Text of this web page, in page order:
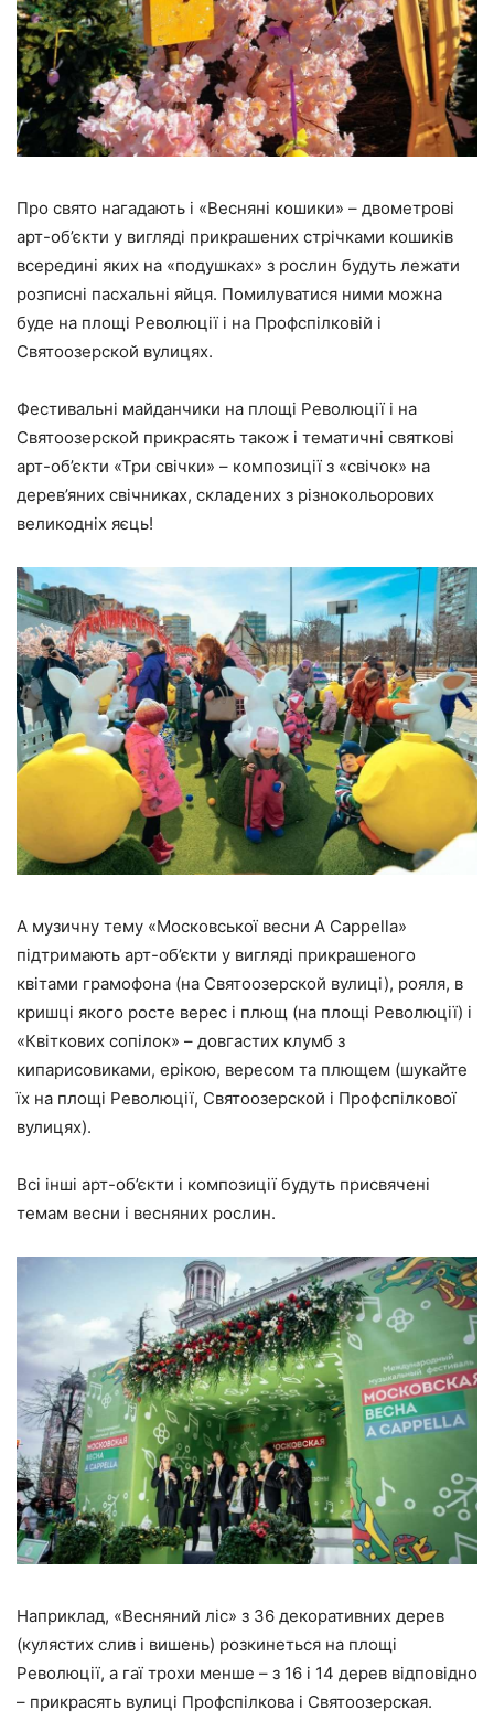
Про свято нагадають і «Весняні кошики» – двометрові
арт-об’єкти у вигляді прикрашених стрічками кошиків
всередині яких на «подушках» з рослин будуть лежати
розписні пасхальні яйця. Помилуватися ними можна
буде на площі Революції і на Профспілковій і
Святоозерской вулицях.
Фестивальні майданчики на площі Революції і на
Святоозерской прикрасять також і тематичні святкові
арт-об’єкти «Три свічки» – композиції з «свічок» на
дерев’яних свічниках, складених з різнокольорових
великодніх яєць!
А музичну тему «Московської весни A Cappella»
підтримають арт-об’єкти у вигляді прикрашеного
квітами грамофона (на Святоозерской вулиці), рояля, в
кришці якого росте верес і плющ (на площі Революції) і
«Квіткових сопілок» – довгастих клумб з
кипарисовиками, ерікою, вересом та плющем (шукайте
їх на площі Революції, Святоозерской і Профспілкової
вулицях).
Всі інші арт-об’єкти і композиції будуть присвячені
темам весни і весняних рослин.
Наприклад, «Весняний ліс» з 36 декоративних дерев
(кулястих слив і вишень) розкинеться на площі
Революції, а гаї трохи менше – з 16 і 14 дерев відповідно
– прикрасять вулиці Профспілкова і Святоозерская.